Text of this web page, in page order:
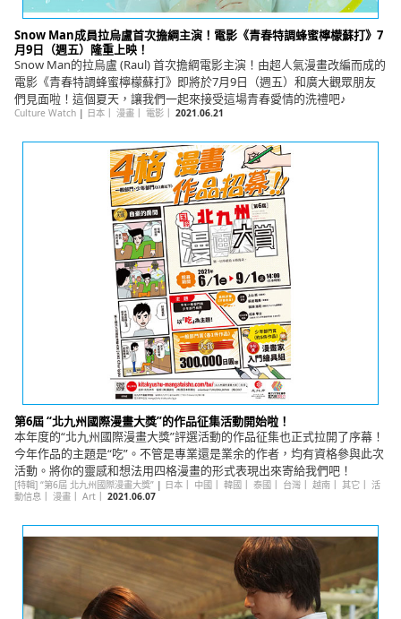
Snow Man成員拉烏盧首次擔綱主演！電影《青春特調蜂蜜檸檬蘇打》7
月9日（週五）隆重上映！
Snow Man的拉烏盧 (Raul) 首次擔綱電影主演！由超人氣漫畫改編而成的
電影《青春特調蜂蜜檸檬蘇打》即將於7月9日（週五）和廣大觀眾朋友
們見面啦！這個夏天，讓我們一起來接受這場青春愛情的洗禮吧♪
Culture Watch| 日本｜ 漫畫｜ 電影｜ 2021.06.21
第6屆 “北九州國際漫畫大獎”的作品征集活動開始啦！
本年度的“北九州國際漫畫大獎”評選活動的作品征集也正式拉開了序幕！
今年作品的主題是“吃”。不管是專業還是業余的作者，均有資格參與此次
活動。將你的靈感和想法用四格漫畫的形式表現出來寄給我們吧！
[特輯] “第6屆 北九州國際漫畫大獎”| 日本｜ 中國｜ 韓國｜ 泰國｜ 台灣｜ 越南｜ 其它｜ 活
動信息 ｜ 漫畫｜ Art｜ 2021.06.07